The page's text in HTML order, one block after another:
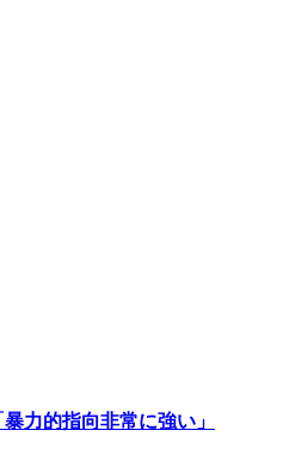
力的指向非常に強い」